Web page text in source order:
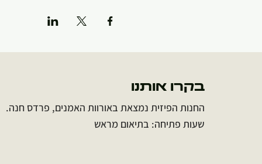
בקרו אותנו
החנות הפיזית נמצאת באורוות האמנים, פרדס חנה.
שעות פתיחה: בתיאום מראש